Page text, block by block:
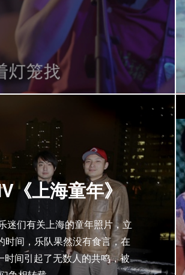
《上海童年》
迷们有关上海的童年照片，立
时间，乐队果然没有食言，在
间引起了无数人的共鸣，被